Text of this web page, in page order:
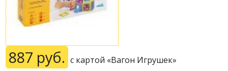
887 руб. с картой «Вагон Игрушек»